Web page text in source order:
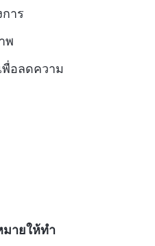
าร
พ
อลดความ
ายให้ทำ